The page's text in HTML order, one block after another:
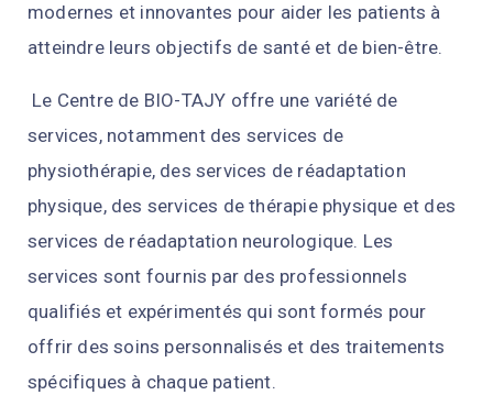
modernes et innovantes pour aider les patients à
atteindreleurs objectifs de santéet de bien-être.
Le Centre de BIO-TAJY offre une variété de
services,notammentdes services de
physiothérapie, des services de réadaptation
physique,des services de thérapiephysique et des
services de réadaptation neurologique. Les
services sont fournis par des professionnels
qualifiés et expérimentés qui sontformés pour
offrir des soins personnalisés et des traitements
spécifiques à chaque patient.